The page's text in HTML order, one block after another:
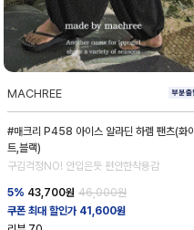
MACHREE
#매크리 P458 아이스 알라딘 하렘 팬츠(화이
트,블랙)
구김걱정NO! 안입은듯 편안한착용감
5% 43,700원 46,000원
쿠폰 최대 할인가 41,600원